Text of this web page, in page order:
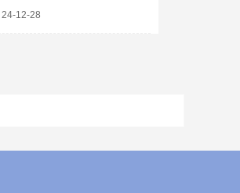
24-12-28